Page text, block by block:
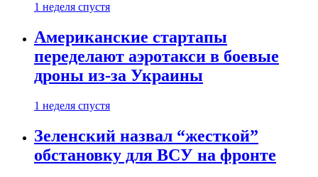
1 неделя спустя
Американские стартапы
переделают аэротакси в боевые
дроны из-за Украины
1 неделя спустя
Зеленский назвал “жесткой”
обстановку для ВСУ на фронте